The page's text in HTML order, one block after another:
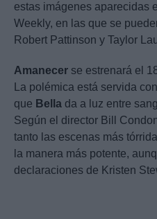
estas imágenes aparecidas
Weekly, en las que se
Robert Pattinson y Taylor
Amanecer se estrenará el
La polémica está servida
que Bella da a luz entre
Según el director Bill
tanto las escenas más
la manera más potente,
declaraciones de Kristen